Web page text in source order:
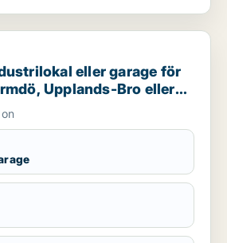
eller garage för uthyrning i
eller garage för
Upplands-Bro eller